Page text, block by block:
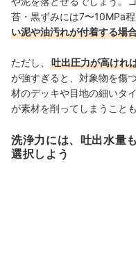
苔・黒ずみには7〜10MPa程
い泥や油汚れが付着する場
ただし、 吐出圧力が高けれ
が強すぎると、対象物を傷
材のデッキや目地の細いタ
が素材を削ってしまうこと
洗浄力には、吐出水量
選択しよう